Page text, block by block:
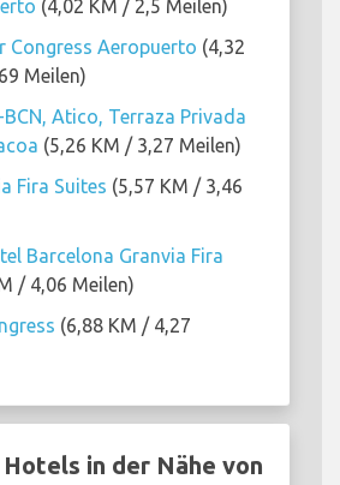
(4,02 KM / 2,5 Meilen)
Congress Aeropuerto (4,32
Meilen)
Atico, Terraza Privada
(5,26 KM / 3,27 Meilen)
Fira Suites (5,57 KM / 3,46
Barcelona Granvia Fira
/ 4,06 Meilen)
(6,88 KM / 4,27
in der Nähe von